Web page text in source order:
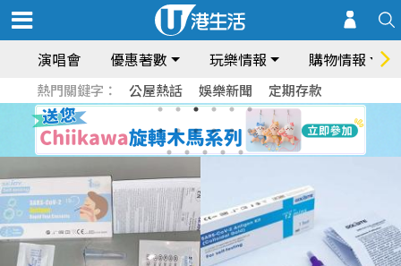
演唱會 優惠著數 玩樂情報 購物情報
熱門關鍵字： 公屋熱話 娛樂新聞 定期存款